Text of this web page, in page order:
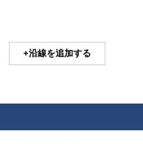
沿線を追加する